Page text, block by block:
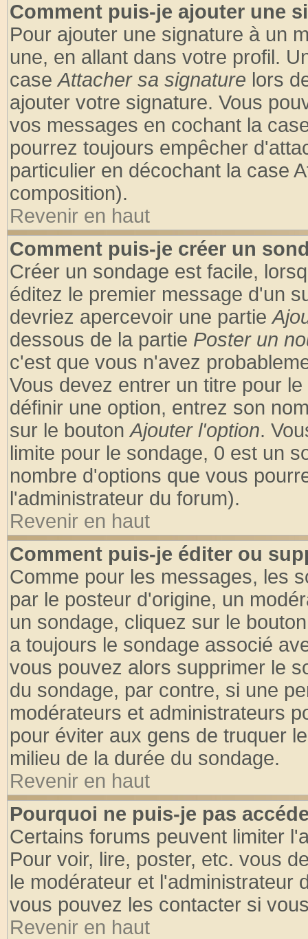
Comment puis-je ajouter une
Pour ajouter une signature à un
une, en allant dans votre profil.
caseAttacher sa signature lors
ajouter votre signature. Vous
vos messages en cochant la
pourrez toujours empêcher
particulier en décochant la case
composition).
Revenir en haut
Comment puis-je créer un
Créer un sondage est facile,
éditez le premier message d'un
devriez apercevoir une partie
dessous de la partie Poster un
c'est que vous n'avez
Vous devez entrer un titre pour
définir une option, entrez son
sur le boutonAjouter l'option.
limite pour le sondage, 0 est un
nombre d'options que vous
l'administrateur du forum).
Revenir en haut
Comment puis-je éditer ou
Comme pour les messages, les
par le posteur d'origine, un
un sondage, cliquez sur le
a toujours le sondage associé
vous pouvez alors supprimer le
du sondage, par contre, si une
modérateurs et administrateurs
pour éviter aux gens de truquer
milieu de la durée du sondage.
Revenir en haut
Pourquoi ne puis-je pas
Certains forums peuvent limiter
Pour voir, lire, poster, etc. vous
le modérateur et l'administrateur
vous pouvez les contacter si
Revenir en haut